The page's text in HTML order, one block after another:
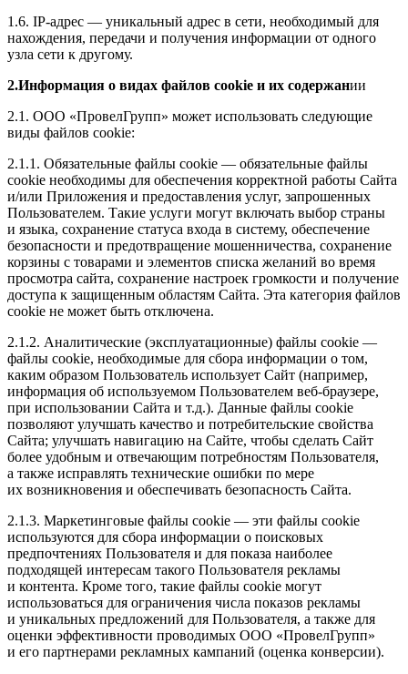
1.6. IP-адрес — уникальный адрес в сети, необходимый для
нахождения, передачи и получения информации от одного
узла сети к другому.
2.Информация о видах файлов cookie и их содержании
2.1. ООО «ПровелГрупп» может использовать следующие
виды файлов cookie:
2.1.1. Обязательные файлы cookie — обязательные файлы
cookie необходимы для обеспечения корректной работы Сайта
и/или Приложения и предоставления услуг, запрошенных
Пользователем. Такие услуги могут включать выбор страны
и языка, сохранение статуса входа в систему, обеспечение
безопасности и предотвращение мошенничества, сохранение
корзины с товарами и элементов списка желаний во время
просмотра сайта, сохранение настроек громкости и получение
доступа к защищенным областям Сайта. Эта категория файлов
cookie не может быть отключена.
2.1.2. Аналитические (эксплуатационные) файлы cookie —
файлы cookie, необходимые для сбора информации о том,
каким образом Пользователь использует Сайт (например,
информация об используемом Пользователем веб-браузере,
при использовании Сайта и т.д.). Данные файлы cookie
позволяют улучшать качество и потребительские свойства
Сайта; улучшать навигацию на Сайте, чтобы сделать Сайт
более удобным и отвечающим потребностям Пользователя,
а также исправлять технические ошибки по мере
их возникновения и обеспечивать безопасность Сайта.
2.1.3. Маркетинговые файлы cookie — эти файлы cookie
используются для сбора информации о поисковых
предпочтениях Пользователя и для показа наиболее
подходящей интересам такого Пользователя рекламы
и контента. Кроме того, такие файлы cookie могут
использоваться для ограничения числа показов рекламы
и уникальных предложений для Пользователя, а также для
оценки эффективности проводимых ООО «ПровелГрупп»
и его партнерами рекламных кампаний (оценка конверсии).